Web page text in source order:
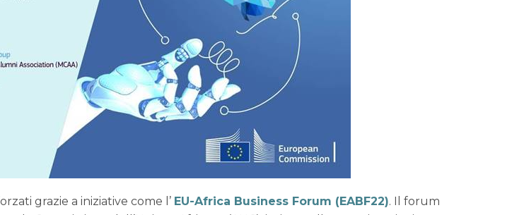
grazie a iniziative come l’ EU-Africa Business Forum (EABF22). Il forum